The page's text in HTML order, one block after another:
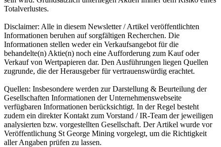
Totalverlustes.
Disclaimer: Alle in diesem Newsletter / Artikel veröffentlichten
Informationen beruhen auf sorgfältigen Recherchen. Die
Informationen stellen weder ein Verkaufsangebot für die
behandelte(n) Aktie(n) noch eine Aufforderung zum Kauf oder
Verkauf von Wertpapieren dar. Den Ausführungen liegen Quellen
zugrunde, die der Herausgeber für vertrauenswürdig erachtet.
Quellen: Insbesondere werden zur Darstellung & Beurteilung der
Gesellschaften Informationen der Unternehmenswebseite
verfügbaren Informationen berücksichtigt. In der Regel besteht
zudem ein direkter Kontakt zum Vorstand / IR-Team der jeweiligen
analysierten bzw. vorgestellten Gesellschaft. Der Artikel wurde vor
Veröffentlichung St George Mining vorgelegt, um die Richtigkeit
aller Angaben prüfen zu lassen.